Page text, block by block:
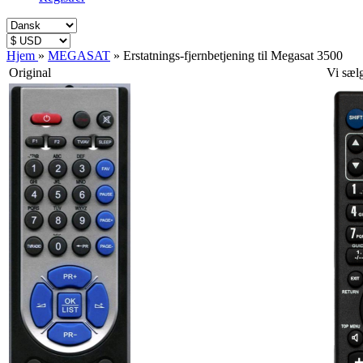
Hjem » MEGASAT » Erstatnings-fjernbetjening til Megasat 3500
Original
Vi